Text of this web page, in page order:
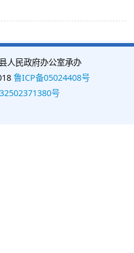
人民政府办公室承办
鲁ICP备05024408号
号